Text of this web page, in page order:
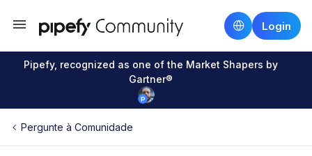
Login
Pipefy, recognized as one of the Market Shapers by
Gartner®
Pergunte à Comunidade